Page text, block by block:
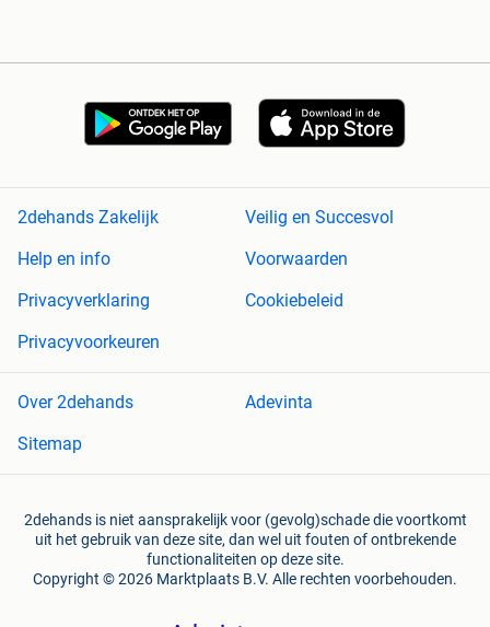
2dehands Zakelijk
Veilig en Succesvol
Help en info
Voorwaarden
Privacyverklaring
Cookiebeleid
Privacyvoorkeuren
Over 2dehands
Adevinta
Sitemap
2dehands is niet aansprakelijk voor (gevolg)schade die voortkomt
uit het gebruik van deze site, dan wel uit fouten of ontbrekende
functionaliteiten op deze site.
Copyright © 2026 Marktplaats B.V. Alle rechten voorbehouden.